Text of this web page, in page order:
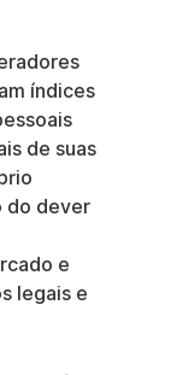
índices
de suas
do dever
e
legais e